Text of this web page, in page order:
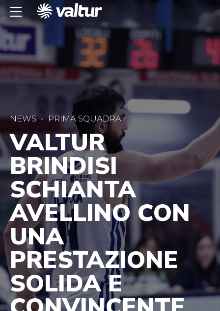
NEWS PRIMA SQUADRA
VALTUR
BRINDISI
SCHIANTA
AVELLINO CON
UNA
PRESTAZIONE
SOLIDA E